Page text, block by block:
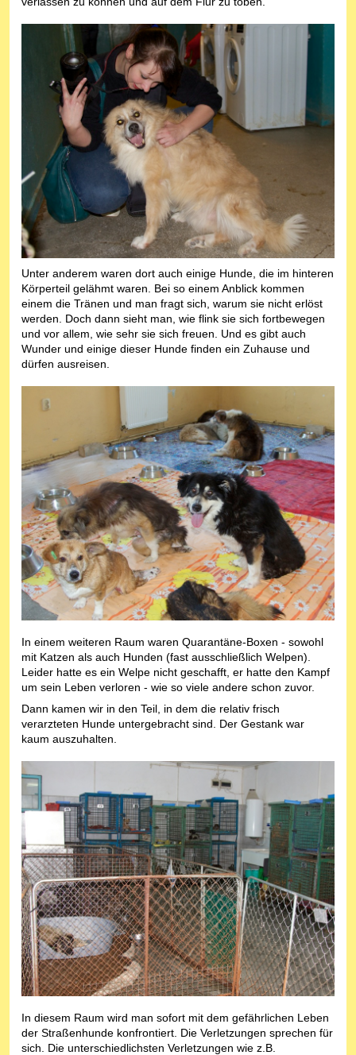
Unter anderem waren dort auch einige Hunde, die im hinteren
Körperteil gelähmt waren. Bei so einem Anblick kommen
einem die Tränen und man fragt sich, warum sie nicht erlöst
werden. Doch dann sieht man, wie flink sie sich fortbewegen
und vor allem, wie sehr sie sich freuen. Und es gibt auch
Wunder und einige dieser Hunde finden ein Zuhause und
dürfen ausreisen.
In einem weiteren Raum waren Quarantäne-Boxen - sowohl
mit Katzen als auch Hunden (fast ausschließlich Welpen).
Leider hatte es ein Welpe nicht geschafft, er hatte den Kampf
um sein Leben verloren - wie so viele andere schon zuvor.
Dann kamen wir in den Teil, in dem die relativ frisch
verarzteten Hunde untergebracht sind. Der Gestank war
kaum auszuhalten.
In diesem Raum wird man sofort mit dem gefährlichen Leben
der Straßenhunde konfrontiert. Die Verletzungen sprechen für
sich. Die unterschiedlichsten Verletzungen wie z.B.